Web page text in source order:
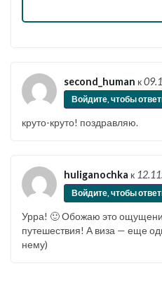
second_human к
Войдите, чтобы
круто-круто! поздравляю.
huliganochka к
Войдите, чтобы
Урра! 🙂 Обожаю это
путешествия! А виза — еще
нему)